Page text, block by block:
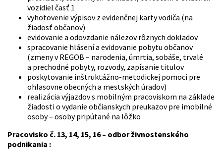
vozidiel časť 1
vyhotovenie výpisov z evidenčnej karty vodiča (na
žiadosť občanov)
evidovanie a odovzdanie nálezov rôznych dokladov
spracovanie hlásení a evidovanie pobytu občanov
(zmeny v REGOB – narodenia, úmrtia, sobáše, trvalé
a prechodné pobyty, rozvody, zapísanie titulov
poskytovanie inštruktážno-metodickej pomoci pre
ohlasovne obecných a mestských úradov)
realizácia výjazdov s mobilným pracoviskom na základe
žiadosti o vydanie občianskych preukazov pre imobilné
osoby – osoby pripútané na lôžko
Pracovisko č. 13, 14, 15, 16 – odbor živnostenského
podnikania :